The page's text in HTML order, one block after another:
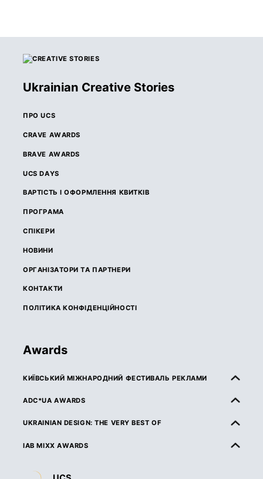
Ukrainian Creative Stories
ПРО UCS
CRAVE AWARDS
BRAVE AWARDS
UCS DAYS
ВАРТІСТЬ І ОФОРМЛЕННЯ КВИТКІВ
ПРОГРАМА
СПІКЕРИ
НОВИНИ
ОРГАНІЗАТОРИ ТА ПАРТНЕРИ
КОНТАКТИ
ПОЛІТИКА КОНФІДЕНЦІЙНОСТІ
Awards
КИЇВСЬКИЙ МІЖНАРОДНИЙ ФЕСТИВАЛЬ РЕКЛАМИ
ПРО КМФР
ДЕДЛАЙНИ ТА ВАРТІСТЬ
ADC*UA AWARDS
ПРО ADC*UA AWARDS
ЖУРІ
UKRAINIAN DESIGN: THE VERY BEST OF
ПРО UKRAINIAN DESIGN: THE VERY BEST OF
IAB MIXX AWARDS